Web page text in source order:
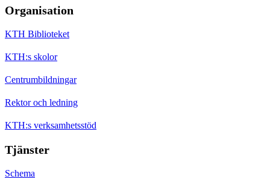
Organisation
KTH Biblioteket
KTH:s skolor
Centrumbildningar
Rektor och ledning
KTH:s verksamhetsstöd
Tjänster
Schema